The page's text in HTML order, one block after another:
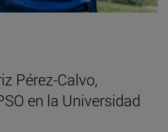
Pérez-Calvo,
en la Universidad